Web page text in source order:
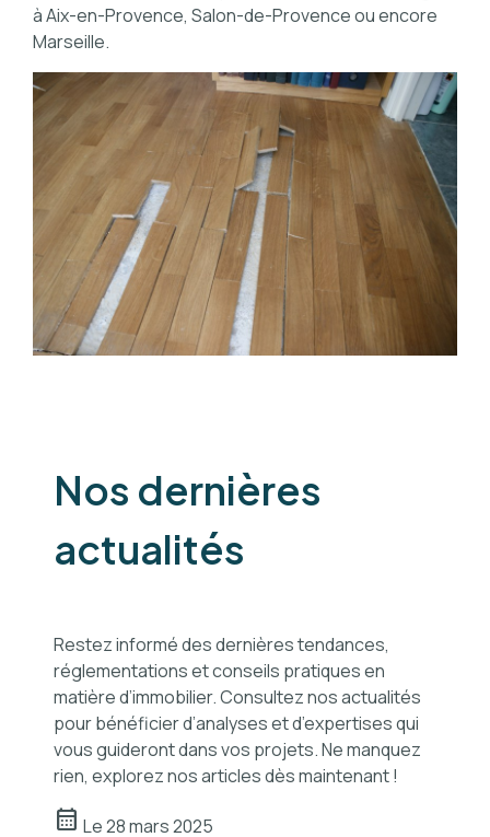
à Aix-en-Provence, Salon-de-Provence ou encore
Marseille.
Nos dernières
actualités
Restez informé des dernières tendances,
réglementations et conseils pratiques en
matière d’immobilier. Consultez nos actualités
pour bénéficier d’analyses et d’expertises qui
vous guideront dans vos projets. Ne manquez
rien, explorez nos articles dès maintenant !
calendar_month Le28 mars 2025